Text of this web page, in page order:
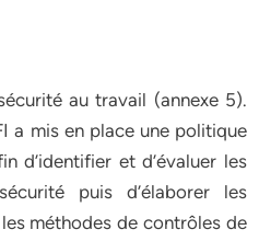
au travail (annexe 5).
a mis en place une politique
d’identifier et d’évaluer les
puis d’élaborer les
méthodes de contrôles de